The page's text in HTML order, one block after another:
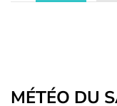
MÉTÉO DU